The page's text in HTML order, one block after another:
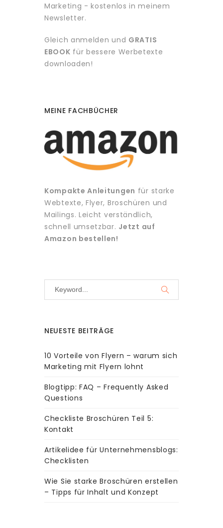
Marketing - kostenlos in meinem
Newsletter.
Gleich anmelden und GRATIS
EBOOK für bessere Werbetexte
downloaden!
MEINE FACHBÜCHER
Kompakte Anleitungen für starke
Webtexte, Flyer, Broschüren und
Mailings. Leicht verständlich,
schnell umsetzbar. Jetzt auf
Amazon bestellen!
NEUESTE BEITRÄGE
10 Vorteile von Flyern – warum sich
Marketing mit Flyern lohnt
Blogtipp: FAQ – Frequently Asked
Questions
Checkliste Broschüren Teil 5:
Kontakt
Artikelidee für Unternehmensblogs:
Checklisten
Wie Sie starke Broschüren erstellen
– Tipps für Inhalt und Konzept